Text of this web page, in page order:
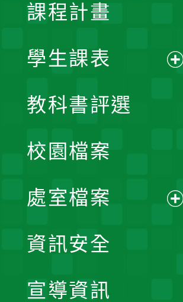
課程計畫
學生課表
單
教科書評選
校園檔案
處室檔案
資訊安全
宣導資訊